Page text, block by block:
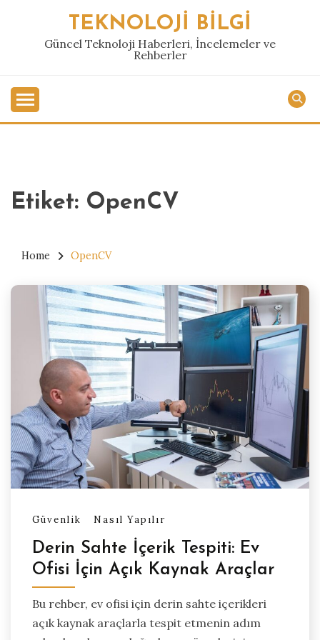
TEKNOLOJI BILGI
Güncel Teknoloji Haberleri, İncelemeler ve
Rehberler
Etiket: OpenCV
Home OpenCV
Güvenlik Nasıl Yapılır
Derin Sahte İçerik Tespiti: Ev
Ofisi İçin Açık Kaynak Araçlar
Bu rehber, ev ofisi için derin sahte içerikleri
açık kaynak araçlarla tespit etmenin adım